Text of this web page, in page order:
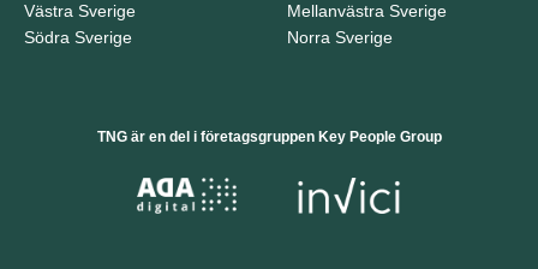
Västra Sverige
Södra Sverige
Mellanvästra Sverige
Norra Sverige
TNG är en del i företagsgruppen Key People Group